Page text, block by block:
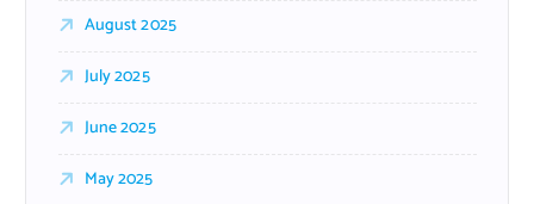
August 2025
July 2025
June 2025
May 2025